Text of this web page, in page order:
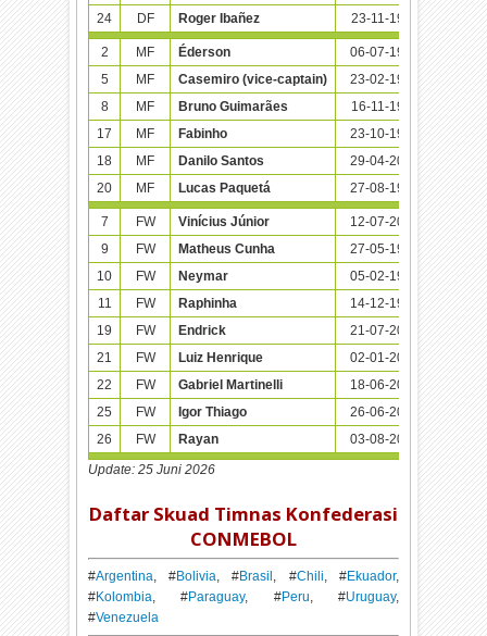
24 DF Roger Ibañez 23-11-1998 (27) 8
2 MF Éderson 06-07-1999 (26)
4
5
MF Casemiro (vice-captain) 23-02-1992 (34)
8
MF Bruno Guimarães 16-11-1997 (28)
17
MF Fabinho 23-10-1993 (32)
18
MF Danilo Santos 29-04-2001 (25)
6
20
MF Lucas Paquetá 27-08-1997 (28)
7 FW Vinícius Júnior 12-07-2000 (25)
9
FW Matheus Cunha 27-05-1999 (27)
10
FW Neymar 05-02-1992 (34)
11
FW Raphinha 14-12-1996 (29)
19
FW Endrick 21-07-2006 (19)
21
FW Luiz Henrique 02-01-2001 (25)
22
FW Gabriel Martinelli 18-06-2001 (25)
25
FW Igor Thiago 26-06-2001 (24)
5
26
FW Rayan 03-08-2006 (19)
4
Update:25 Juni 2026
Daftar Skuad Timnas Konfederasi
CONMEBOL
#Argentina , #Bolivia , #Brasil , #Chili , #Ekuador,
#Kolombia , #Paraguay, #Peru , #Uruguay,
#Venezuela